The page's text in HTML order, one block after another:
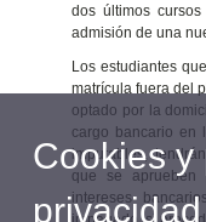
dos últimos
admisión de una
Los estudiantes
matrícula fuera del
optado por la
cargo bancario en
imputables,
que se aprueben
intereses
Cookies y
privacidad